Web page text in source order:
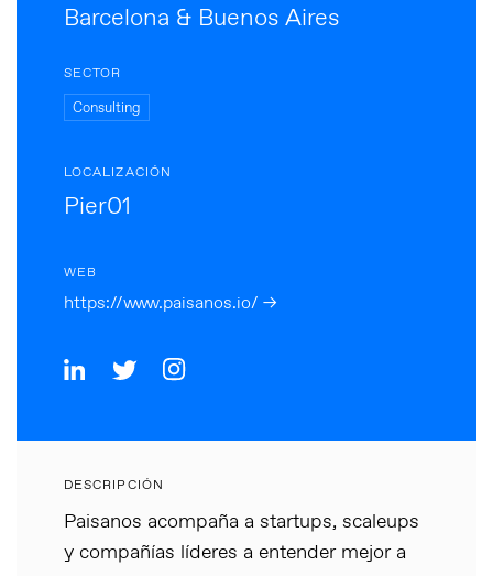
Barcelona & Buenos Aires
SECTOR
Consulting
LOCALIZACIÓN
Pier01
WEB
https://www.paisanos.io/ →
DESCRIPCIÓN
Paisanos acompaña a startups, scaleups
y compañías líderes a entender mejor a